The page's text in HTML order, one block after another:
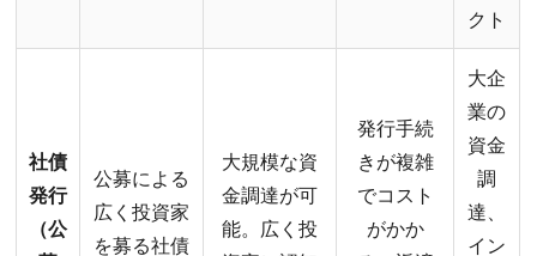
クト
社債
発行
（公
公募による
広く投資家
を募る社債
大規模な資
金調達が可
能。広く投
発行手続
きが複雑
でコスト
がかか
大企
業の
資金
調
達、
イン